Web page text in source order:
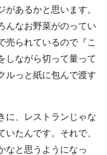
あるかと思います。
んなお野菜がのってい
売られているので『こ
しながら切って量って
ルっと紙に包んで渡す
に、レストランじゃな
たんです。それで、
なと思うようになっ